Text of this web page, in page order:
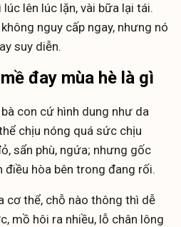
lên lúc lặn, vài bữa lại tái.
nguy cấp ngay, nhưng nó
suy diễn.
đay mùa hè là gì
con cứ hình dung như da
chịu nóng quá sức chịu
sẩn phù, ngứa; nhưng gốc
điều hòa bên trong đang rối.
cơ thể, chỗ nào thông thì dễ
mồ hôi ra nhiều, lỗ chân lông